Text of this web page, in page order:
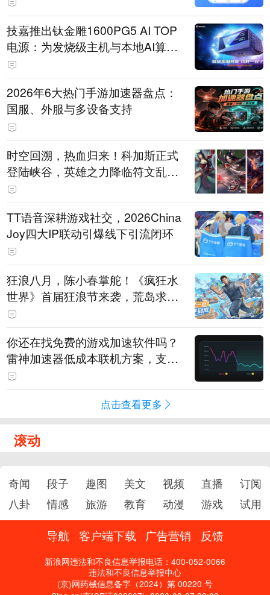
技嘉推出钛金雕1600PG5 AI TOP
电源：为发烧级主机与本地AI算力
打造旗舰供电方案
2026年6大热门手游加速器盘点：
国服、外服与多设备支持
时空回溯，热血归来！科加斯正式
登陆峡谷，英雄之力降临符文乱
斗！
TT语音深耕游戏社交，2026China
Joy四大IP联动引爆线下引流闭环
狂浪八月，陈小春掌舵！《疯狂水
世界》首届狂浪节来袭，荒岛求生
直播即将开启
你还在找免费的游戏加速软件吗？
雷神加速器低成本联机方案，支持
免费试用
点击查看更多
滚动
奇闻 段子 趣图 美文 视频 直播
订阅
八卦
情感 旅游 教育 动漫 游戏 试用
导航 客户端下载 广告营销 反馈
新浪网违法和不良信息举报电话：400-052-0066
违法和不良信息举报中心
(京)网药械信息备字（2024）第 00220 号